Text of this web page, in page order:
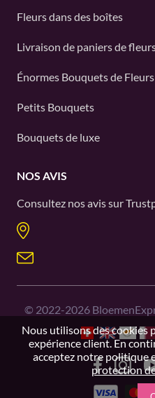
Fleurs dans des boîtes
Livraison de paniers de
Énormes Bouquets de Fleurs
Petits Bouquets
Bouquets de luxe
NOS AVIS
Consultez nos avis sur
© 2022-2026
Nous utilisons des cookies
expérience client. En
acceptez notre politique
protection